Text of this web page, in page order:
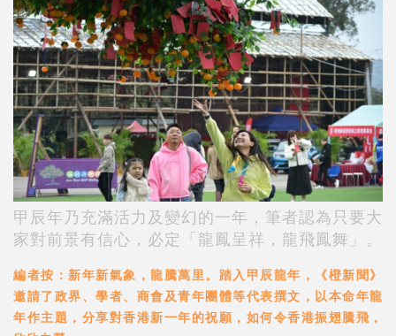
甲辰年乃充滿活力及變幻的一年，筆者認為只要大
家對前景有信心，必定「龍鳳呈祥，龍飛鳳舞」。
編者按：新年新氣象，龍騰萬里。踏入甲辰龍年，《橙新聞》
邀請了政界、學者、商會及青年團體等代表撰文，以本命年龍
年作主題，分享對香港新一年的祝願，如何令香港振翅騰飛，